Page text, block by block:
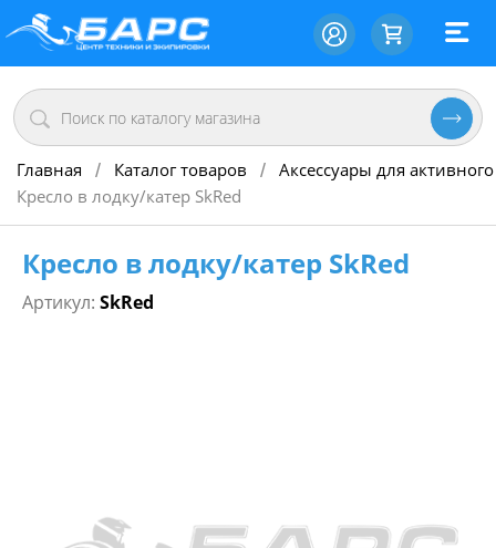
Главная / Каталог товаров / Аксессуары для
Кресло в лодку/катер SkRed
Кресло в лодку/катер SkRed
Артикул: SkRed